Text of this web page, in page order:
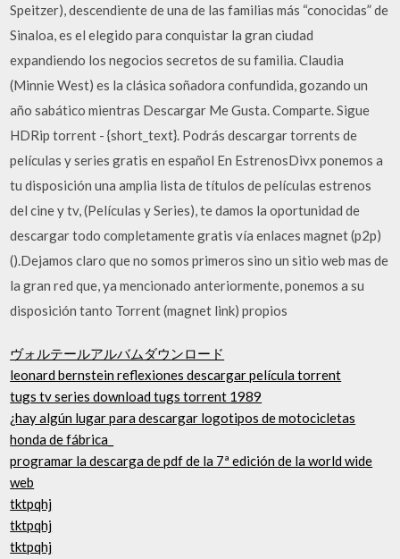
Speitzer), descendiente de una de las familias más “conocidas” de
Sinaloa, es el elegido para conquistar la gran ciudad
expandiendo los negocios secretos de su familia. Claudia
(Minnie West) es la clásica soñadora confundida, gozando un
año sabático mientras Descargar Me Gusta. Comparte. Sigue
HDRip torrent - {short_text}. Podrás descargar torrents de
películas y series gratis en español En EstrenosDivx ponemos a
tu disposición una amplia lista de títulos de películas estrenos
del cine y tv, (Películas y Series), te damos la oportunidad de
descargar todo completamente gratis vía enlaces magnet (p2p)
().Dejamos claro que no somos primeros sino un sitio web mas de
la gran red que, ya mencionado anteriormente, ponemos a su
disposición tanto Torrent (magnet link) propios
ヴォルテールアルバムダウンロード
leonard bernstein reflexiones descargar película torrent
tugs tv series download tugs torrent 1989
¿hay algún lugar para descargar logotipos de motocicletas
honda de fábrica_
programar la descarga de pdf de la 7ª edición de la world wide
web
tktpqhj
tktpqhj
tktpqhj